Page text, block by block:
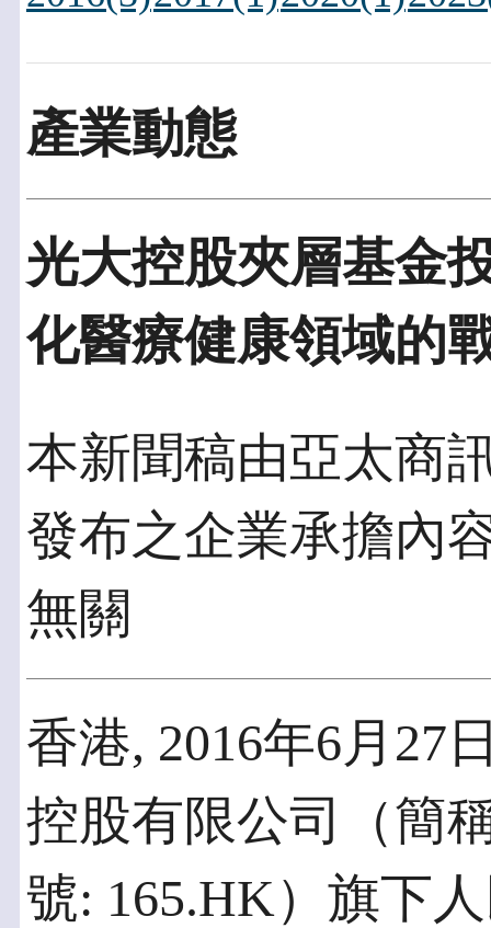
產業動態
光大控股夾層基金
化醫療健康領域的
本新聞稿由亞太商
發布之企業承擔內
無關
香港, 2016年6月27
控股有限公司（簡
號: 165.HK）旗下